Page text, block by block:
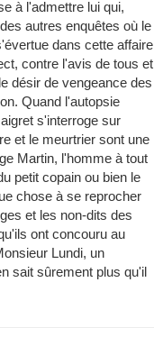
à l'admettre lui qui,
autres enquêtes où le
dans cette affaire
contre l'avis de tous et
désir de vengeance des
Quand l'autopsie
s'interroge sur
et le meurtrier sont une
Martin, l'homme à tout
petit copain ou bien le
chose à se reprocher
et les non-dits des
ont concouru au
Lundi, un
sait sûrement plus qu'il